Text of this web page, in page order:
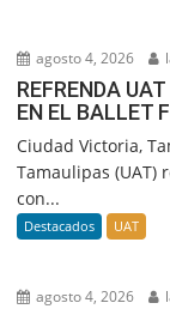
agosto 4, 2026
REFRENDA
EN EL BALLET
Ciudad Victoria,
Tamaulipas
con...
Destacados UAT
agosto 4, 2026